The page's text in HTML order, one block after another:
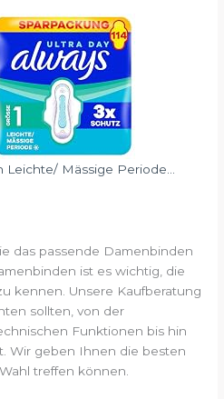
Mässige Periode...
das passende Damenbinden
ist es wichtig, die
kennen. Unsere Kaufberatung
sollten, von der
Funktionen bis hin
Wir geben Ihnen die besten
treffen können.